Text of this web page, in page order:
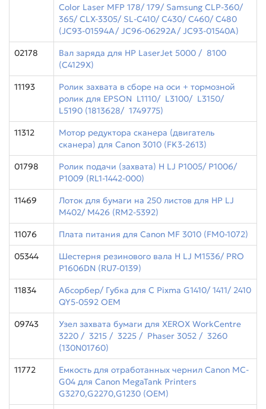
Color Laser MFP 178/ 179/ Samsung CLP-360/
365/ CLX-3305/ SL-C410/ C430/ C460/ C480
(JC93-01594A/ JC96-06292A/ JC93-01540A)
02178
Вал заряда для HP LaserJet 5000 / 8100
(С4129Х)
11193
Ролик захвата в сборе на оси + тормозной
ролик для EPSON L1110/ L3100/ L3150/
L5190 (1813628/ 1749775)
11312
Мотор редуктора сканера (двигатель
сканера) для Canon 3010 (FK3-2613)
01798
Ролик подачи (захвата) H LJ P1005/ P1006/
P1009 (RL1-1442-000)
11469
Лоток для бумаги на 250 листов для HP LJ
M402/ M426 (RM2-5392)
11076 Плата питания для Canon MF 3010 (FM0-1072)
05344
Шестерня резинового вала H LJ M1536/ PRO
P1606DN (RU7-0139)
11834
Абсорбер/ Губка для C Pixma G1410/ 1411/ 2410
QY5-0592 ОЕМ
09743
Узел захвата бумаги для XEROX WorkCentre
3220 / 3215 / 3225 / Phaser 3052 / 3260
(130N01760)
11772
Емкость для отработанных чернил Canon MC-
G04 для Canon MegaTank Printers
G3270,G2270,G1230 (ОЕМ)